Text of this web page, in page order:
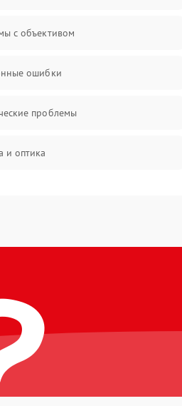
с объективом
ошибки
проблемы
и оптика
сбои
и интерфейсы